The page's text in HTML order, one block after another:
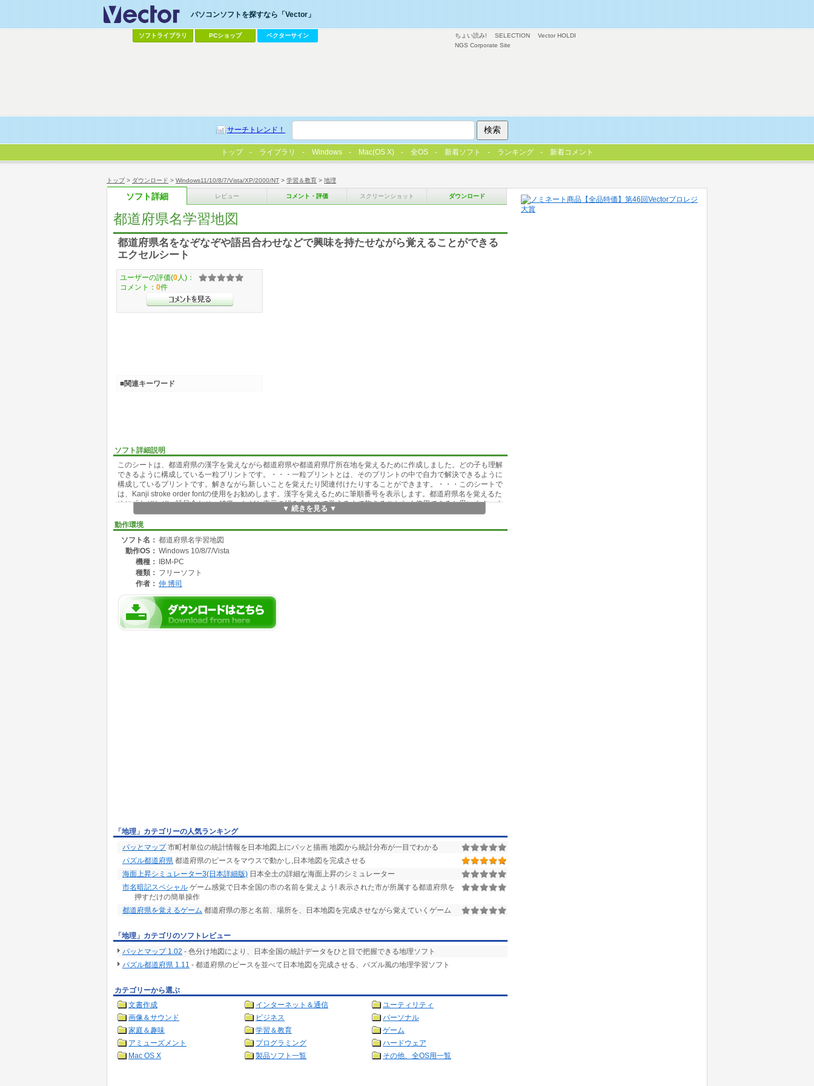
トップ> ダウンロード > Windows11/10/8/7/Vista/XP/2000/NT > 学習＆教育 > 地理
ソフト詳細 レビュー コメント・評価 スクリーンショット ダウンロード
都道府県名学習地図
都道府県名をなぞなぞや語呂合わせなどで興味を持たせながら覚えることができる
エクセルシート
ソフト詳細説明
このシートは、都道府県の漢字を覚えながら都道府県や都道府県庁所在地を覚えるために作成しました。どの子も理解
できるように構成している一粒プリントです。・・・一粒プリントとは、そのプリントの中で自力で解決できるように
構成しているプリントです。解きながら新しいことを覚えたり関連付けたりすることができます。・・・このシートで
は、Kanji stroke order fontの使用をお勧めします。漢字を覚えるために筆順番号を表示します。都道府県名を覚えるた
めに「なぞなぞ、語呂合わせ、特徴」などと表示の組み合わせで覚えるまで飽きることなく使用できると思います。ま
たエクセルですから並び替えをすると何度でも繰り返し使用できます。
▼ 続きを見る ▼
動作環境
ソフト名： 都道府県名学習地図
動作OS： Windows 10/8/7/Vista
機種：
IBM-PC
種類： フリーソフト
作者： 仲 博司
ユーザーの評価(0 人)：
コメント： 0件
■関連キーワード
「地理」カテゴリーの人気ランキング
パッとマップ市町村単位の統計情報を日本地図上にパッと描画 地図から統計分布が一目でわかる
パズル都道府県 都道府県のピースをマウスで動かし,日本地図を完成させる
海面上昇シミュレーター3(日本詳細版) 日本全土の詳細な海面上昇のシミュレーター
市名暗記スペシャル ゲーム感覚で日本全国の市の名前を覚えよう! 表示された市が所属する都道府県を
押すだけの簡単操作
都道府県を覚えるゲーム 都道府県の形と名前、場所を、日本地図を完成させながら覚えていくゲーム
「地理」カテゴリのソフトレビュー
パッとマップ 1.02 - 色分け地図により、日本全国の統計データをひと目で把握できる地理ソフト
パズル都道府県 1.11 - 都道府県のピースを並べて日本地図を完成させる、パズル風の地理学習ソフト
カテゴリーから選ぶ
文書作成
インターネット＆通信
ユーティリティ
画像＆サウンド
ビジネス
パーソナル
家庭＆趣味
学習＆教育
ゲーム
アミューズメント
プログラミング
ハードウェア
Mac OS X
製品ソフト一覧 その他、全OS用一覧
ちょい読み! SELECTION
Vector HOLDI
NGS Corporate Site
パソコンソフトを探すなら「Vector」
ソフトライブラリ PCショップ ベクターサイン
サーチトレンド！
トップ ライブラリ Windows Mac(OS X) 全OS 新着ソフト ランキング 新着コメント